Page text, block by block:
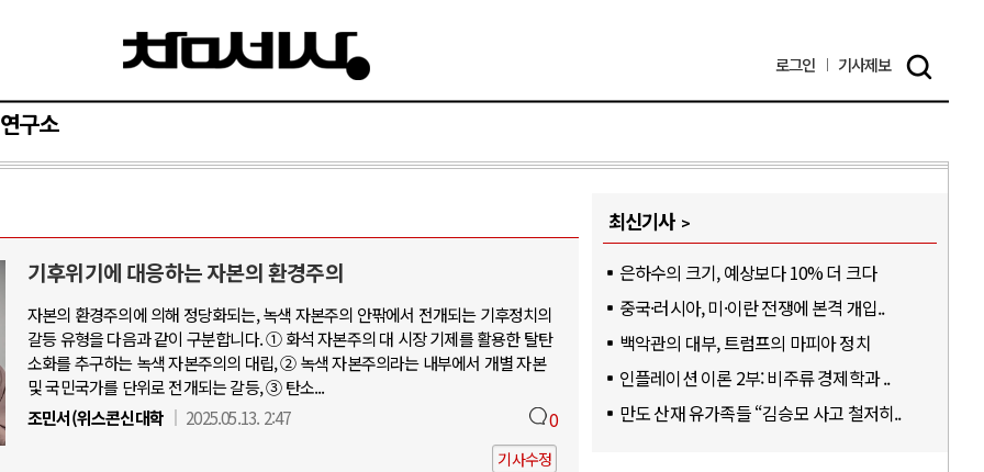
로그인 기사제보
연구소
기후위기에 대응하는 자본의 환경주의
자본의 환경주의에 의해 정당화되는, 녹색 자본주의 안팎에서 전개되는 기후정치의
갈등 유형을 다음과 같이 구분합니다. ① 화석 자본주의 대 시장 기제를 활용한 탈탄
소화를 추구하는 녹색 자본주의의 대립, ② 녹색 자본주의라는 내부에서 개별 자본
및 국민국가를 단위로 전개되는 갈등, ③ 탄소...
조민서(위스콘신대학
2025.05.13. 2:47 0
기사수정
최신기사
은하수의 크기, 예상보다 10% 더 크다
중국·러시아, 미·이란 전쟁에 본격 개입..
백악관의 대부, 트럼프의 마피아 정치
인플레이션 이론 2부: 비주류 경제학과 ..
만도 산재 유가족들 “김승모 사고 철저히..